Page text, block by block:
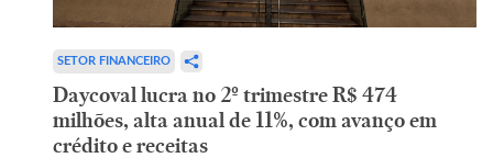
SETOR FINANCEIRO
Daycoval lucra no 2º trimestre R$ 474
milhões, alta anual de 11%, com avanço em
crédito e receitas